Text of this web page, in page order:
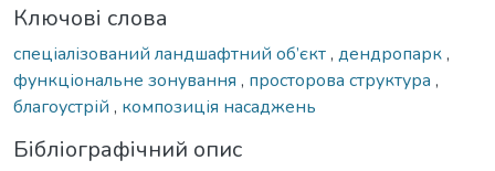
Ключові слова
спеціалізований ландшафтний об’єкт, дендропарк,
функціональне зонування , просторова структура ,
благоустрій , композиція насаджень
Бібліографічний опис